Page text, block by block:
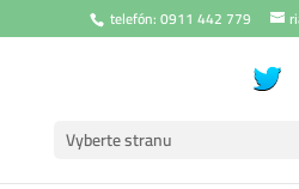
telefón: 0911 442 779
Vyberte stranu